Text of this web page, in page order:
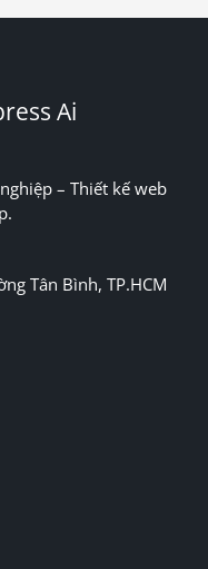
Ai
– Thiết kế web
Tân Bình, TP.HCM